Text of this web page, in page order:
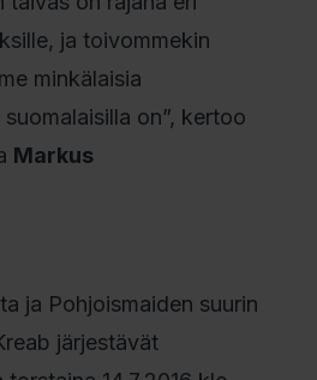
ja toivommekin
minkälaisia
on”, kertoo
Markus
ja Pohjoismaiden suurin
järjestävät